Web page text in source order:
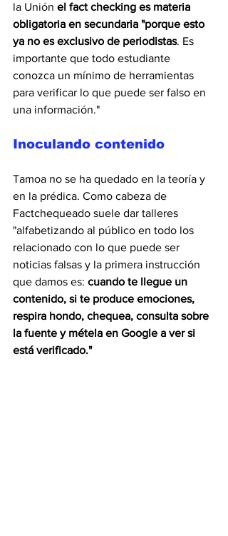
la Unión el fact checking es materia
obligatoria en secundaria "porque esto
ya no es exclusivo de periodistas. Es
importante que todo estudiante
conozca un mínimo de herramientas
para verificar lo que puede ser falso en
una información."
Inoculando contenido
Tamoa no se ha quedado en la teoría y
en la prédica. Como cabeza de
Factchequeado suele dar talleres
"alfabetizando al público en todo los
relacionado con lo que puede ser
noticias falsas y la primera instrucción
que damos es: cuando te llegue un
contenido, si te produce emociones,
respira hondo, chequea, consulta sobre
la fuente y métela en Google a ver si
está verificado."